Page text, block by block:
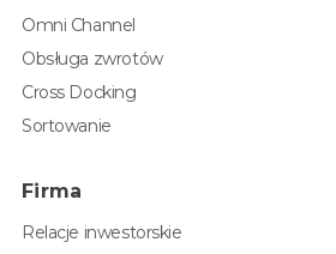
Omni Channel
Obsługa zwrotów
Cross Docking
Sortowanie
Firma
Relacje inwestorskie